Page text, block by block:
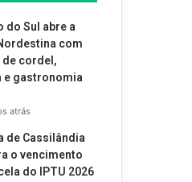
do Sul abre a
com
de cordel,
e gastronomia
atrás
de Cassilândia
o vencimento
do IPTU 2026